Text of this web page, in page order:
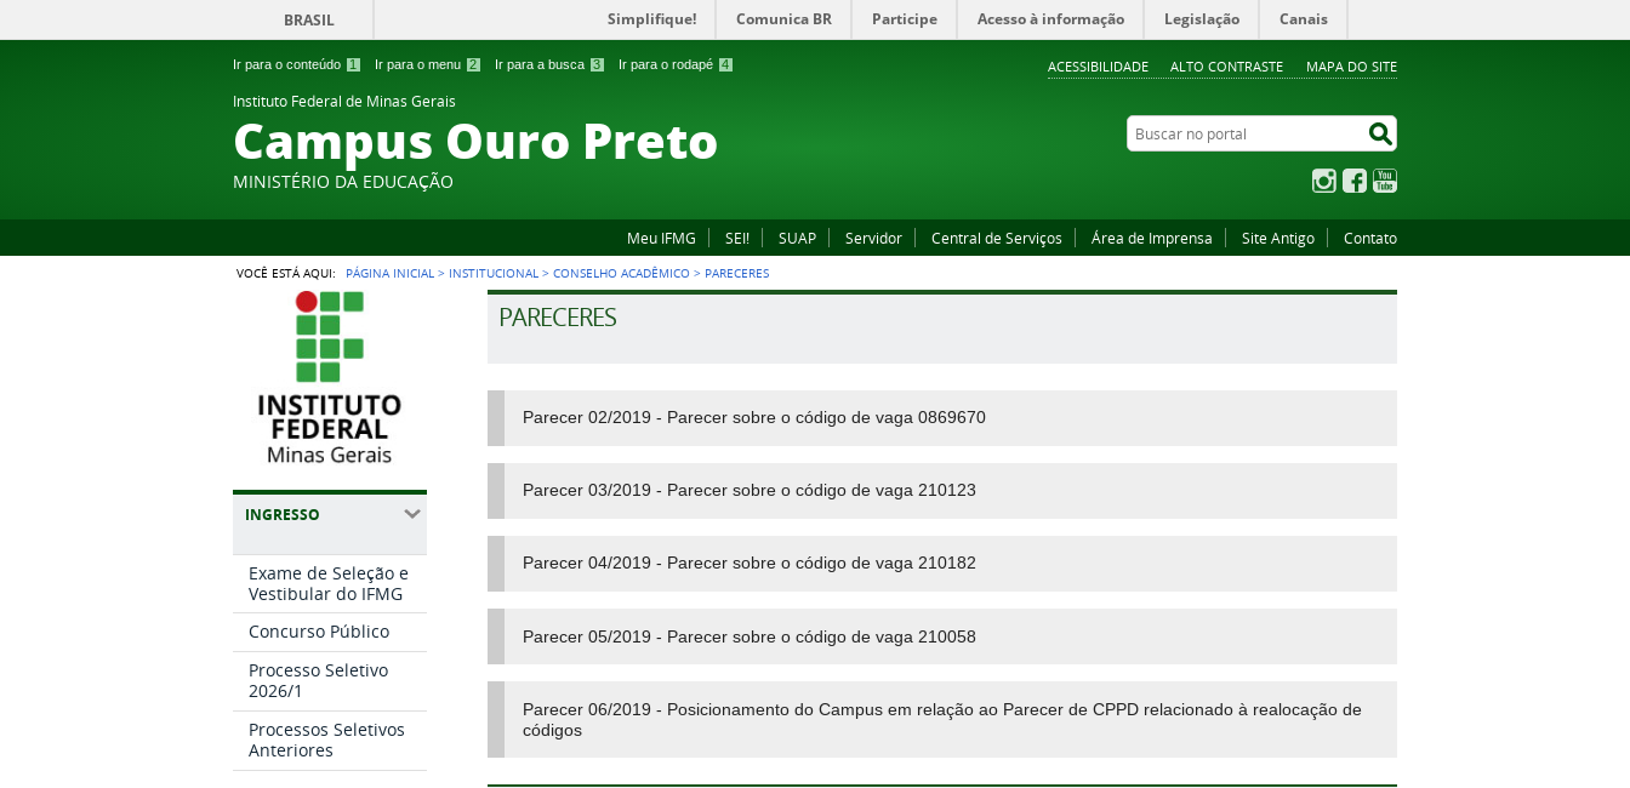
Ir para o conteúdo 1 Ir para o menu 2 Ir para a busca 3 Ir para o rodapé 4 ACESSIBILIDADE ALTO CONTRASTE MAPA DO SITE
BRASIL Simplifique! Comunica BR Participe Acesso à informação Legislação Canais
Instituto Federal de Minas Gerais
Campus Ouro Preto
MINISTÉRIO DA EDUCAÇÃO
Buscar no portal
InstagramFacebook
Meu IFMG SEI! SUAP Servidor Central de Serviços Área de Imprensa Site Antigo Contato
VOCÊ ESTÁ AQUI: PÁGINA INICIAL > INSTITUCIONAL >CONSELHO ACADÊMICO > PARECERES
INGRESSO
Exame de Seleção e
Vestibular do IFMG
Concurso Público
Processo Seletivo
2026/1
Processos Seletivos
Anteriores
PARECERES
Parecer 02/2019 - Parecer sobre o código de vaga 0869670
Parecer 03/2019 - Parecer sobre o código de vaga 210123
Parecer 04/2019 - Parecer sobre o código de vaga 210182
Parecer 05/2019 - Parecer sobre o código de vaga 210058
Parecer 06/2019 - Posicionamento do Campus em relação ao Parecer de CPPD relacionado à realocação de
códigos